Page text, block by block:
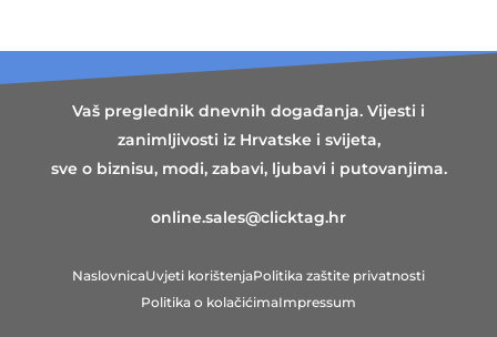
Vaš preglednik dnevnih događanja. Vijesti i
zanimljivosti iz Hrvatske i svijeta,
sve o biznisu, modi, zabavi, ljubavi i putovanjima.
online.sales@clicktag.hr
NaslovnicaUvjeti korištenjaPolitika zaštite privatnosti
Politika o kolačićimaImpressum